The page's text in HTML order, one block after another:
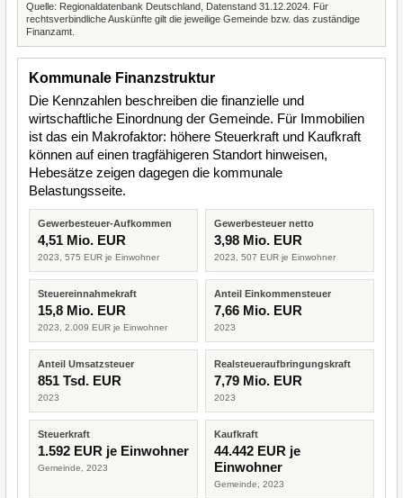
Quelle: Regionaldatenbank Deutschland, Datenstand 31.12.2024. Für
rechtsverbindliche Auskünfte gilt die jeweilige Gemeinde bzw. das zuständige
Finanzamt.
Kommunale Finanzstruktur
Die Kennzahlen beschreiben die finanzielle und
wirtschaftliche Einordnung der Gemeinde. Für Immobilien
ist das ein Makrofaktor: höhere Steuerkraft und Kaufkraft
können auf einen tragfähigeren Standort hinweisen,
Hebesätze zeigen dagegen die kommunale
Belastungsseite.
Gewerbesteuer-Aufkommen
4,51 Mio. EUR
2023, 575 EUR je Einwohner
Gewerbesteuer netto
3,98 Mio. EUR
2023, 507 EUR je Einwohner
Steuereinnahmekraft
15,8 Mio. EUR
2023, 2.009 EUR je Einwohner
Anteil Einkommensteuer
7,66 Mio. EUR
2023
Anteil Umsatzsteuer
851 Tsd. EUR
2023
Realsteueraufbringungskraft
7,79 Mio. EUR
2023
Steuerkraft
1.592 EUR je Einwohner
Gemeinde, 2023
Kaufkraft
44.442 EUR je
Einwohner
Gemeinde, 2023